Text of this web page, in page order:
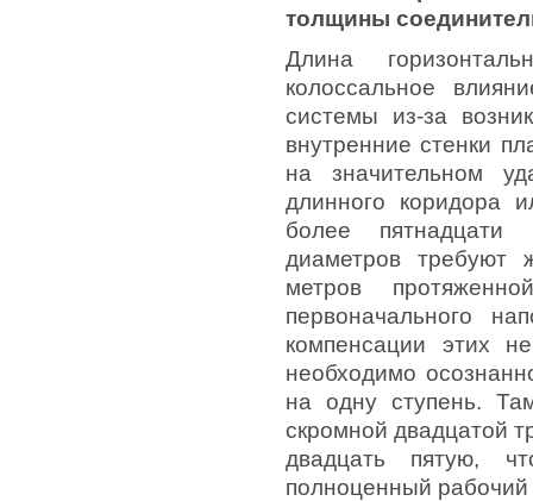
толщины
Длина
колоссальное
системы из-за
внутренние стенки
на значительном
длинного коридора
более пятнадцати
диаметров требуют
метров
первоначального
компенсации этих
необходимо
на одну ступень.
скромной двадцатой
двадцать пятую,
полноценный